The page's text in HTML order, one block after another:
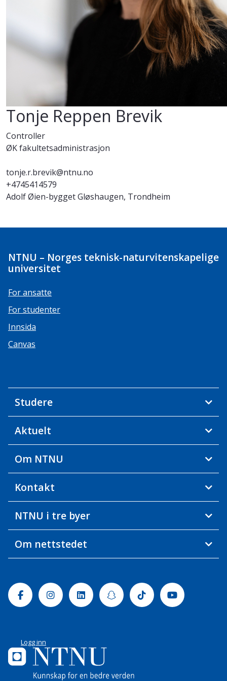
Tonje Reppen Brevik
Controller
ØK fakultetsadministrasjon
tonje.r.brevik@ntnu.no
+4745414579
Adolf Øien-bygget Gløshaugen, Trondheim
NTNU – Norges teknisk-naturvitenskapelige
universitet
For ansatte
For studenter
Innsida
Canvas
Studere
Aktuelt
Om NTNU
Kontakt
NTNU i tre byer
Om nettstedet
FacebookInstagramLinkedinSnapchatTiktok Youtube
Logg inn